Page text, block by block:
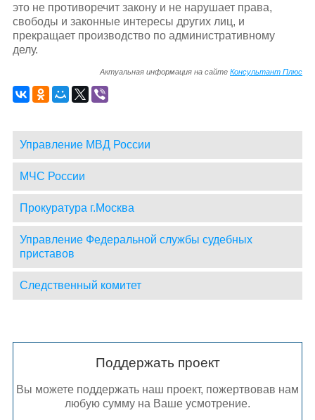
это не противоречит закону и не нарушает права,
свободы и законные интересы других лиц, и
прекращает производство по административному
делу.
Актуальная информация на сайтеКонсультант Плюс
Управление МВД России
МЧС России
Прокуратура г.Москва
Управление Федеральной службы судебных
приставов
Следственный комитет
Поддержать проект
Вы можете поддержать наш проект, пожертвовав нам
любую сумму на Ваше усмотрение.